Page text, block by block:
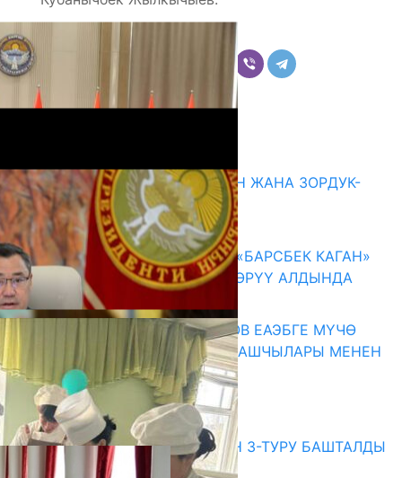
Комментарийлер
ГЕНДЕРДИК БАСМЫРЛООДОН ЖАНА ЗОРДУК-
ЗОМБУЛУКТАН КОРГОО
07.08.2026
КЫРГЫЗ ТАРЫХЫ ТАСМАДА: «БАРСБЕК КАГАН»
КӨРКӨМ ТАСМАСЫ ЖАРЫК КӨРҮҮ АЛДЫНДА
07.08.2026
ПРЕЗИДЕНТ САДЫР ЖАПАРОВ ЕАЭБГЕ МҮЧӨ
МАМЛЕКЕТТЕРДИН ӨКМӨТ БАШЧЫЛАРЫ МЕНЕН
ЖОЛУГУШТУ
07.08.2026
Абитуриент
ЖОЖДОРГО КАБЫЛ АЛУУНУН 3-ТУРУ БАШТАЛДЫ
27.07.2026